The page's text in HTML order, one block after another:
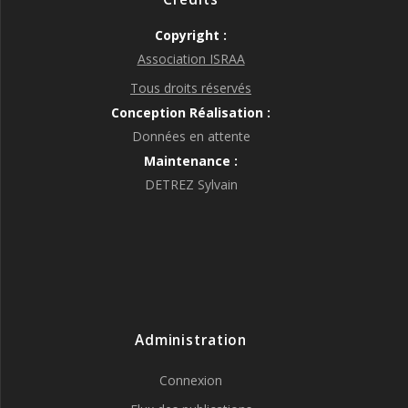
Copyright :
Association ISRAA
Tous droits réservés
Conception Réalisation :
Données en attente
Maintenance :
DETREZ Sylvain
Administration
Connexion